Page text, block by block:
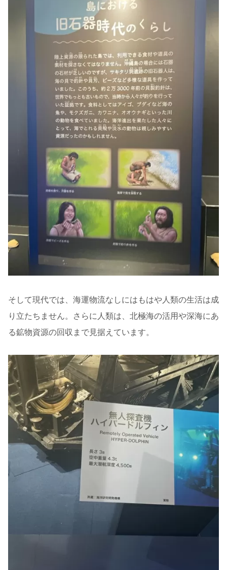
そして現代では、海運物流なしにはもはや人類の生活は成
り立たちません。さらに人類は、北極海の活用や深海にあ
る鉱物資源の回収まで見据えています。